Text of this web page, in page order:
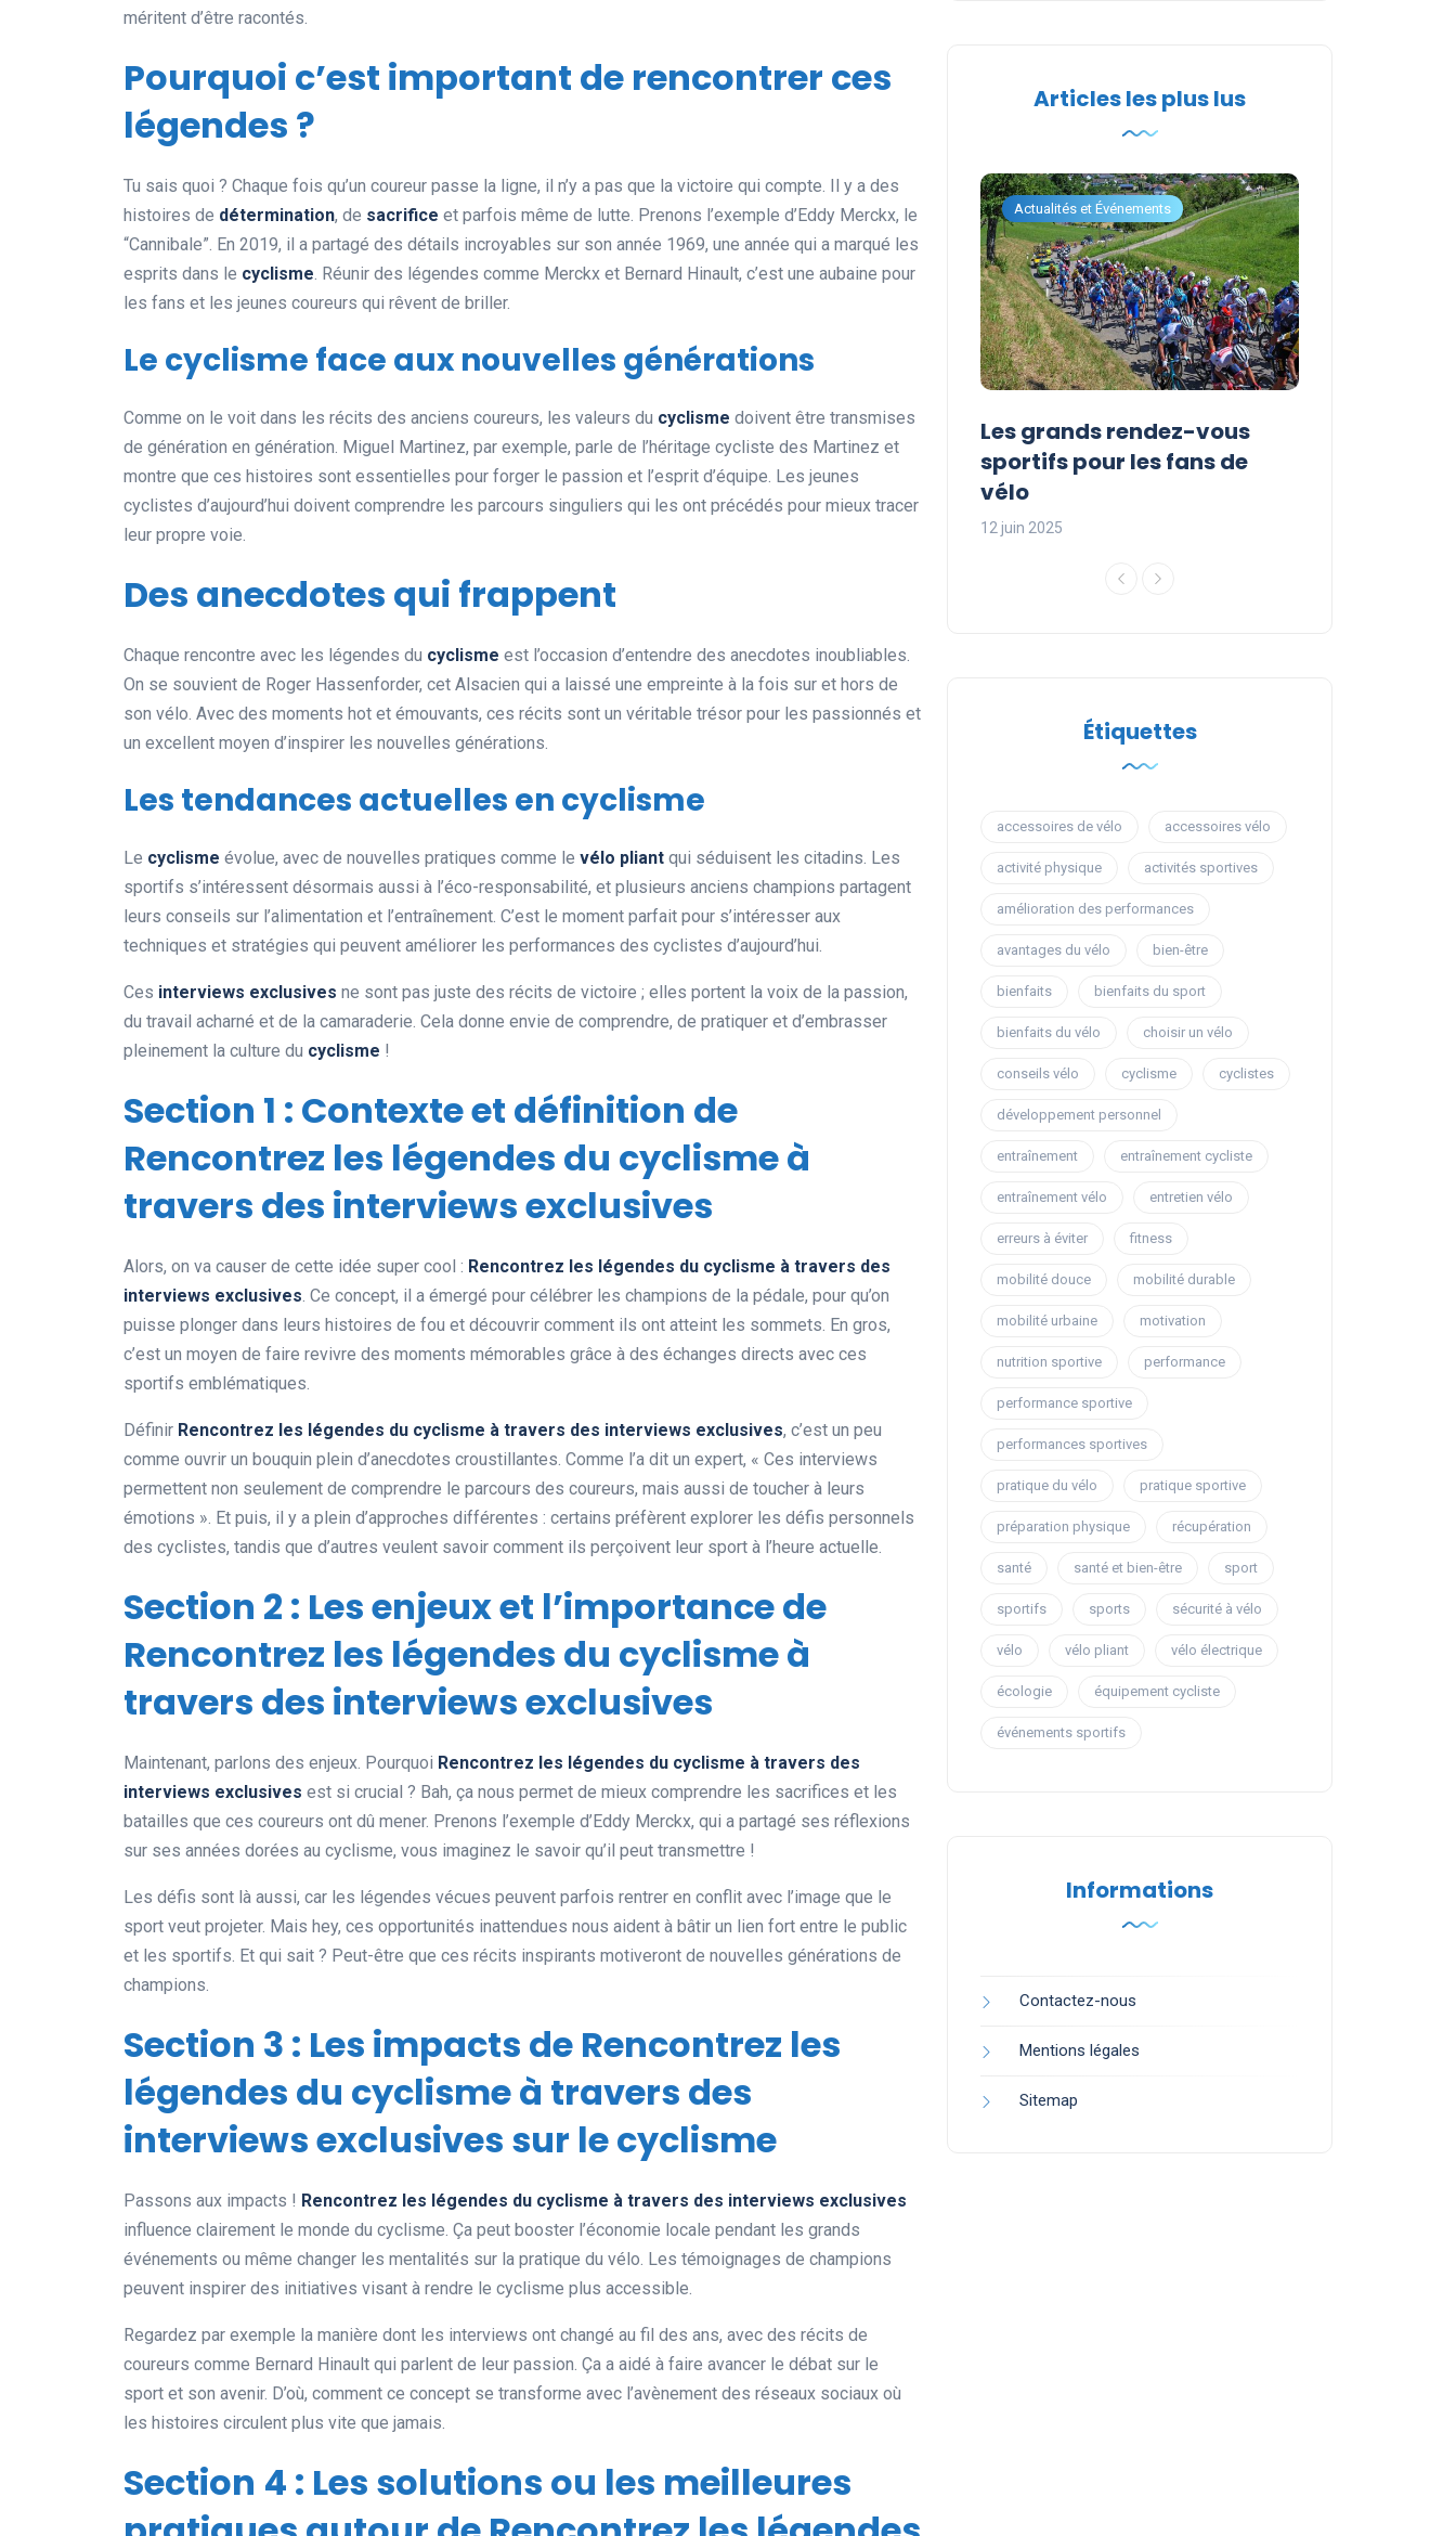
méritent d’être racontés.
Pourquoi c’est important de rencontrer ces
légendes ?
Tu sais quoi ? Chaque fois qu’un coureur passe la ligne, il n’y a pas que la victoire qui compte. Il y a des
histoires de détermination, de sacrifice et parfois même de lutte. Prenons l’exemple d’Eddy Merckx, le
“Cannibale”. En 2019, il a partagé des détails incroyables sur son année 1969, une année qui a marqué les
esprits dans le cyclisme. Réunir des légendes comme Merckx et Bernard Hinault, c’est une aubaine pour
les fans et les jeunes coureurs qui rêvent de briller.
Le cyclisme face aux nouvelles générations
Comme on le voit dans les récits des anciens coureurs, les valeurs du cyclisme doivent être transmises
de génération en génération. Miguel Martinez, par exemple, parle de l’héritage cycliste des Martinez et
montre que ces histoires sont essentielles pour forger le passion et l’esprit d’équipe. Les jeunes
cyclistes d’aujourd’hui doivent comprendre les parcours singuliers qui les ont précédés pour mieux tracer
leur propre voie.
Des anecdotes qui frappent
Chaque rencontre avec les légendes du cyclisme est l’occasion d’entendre des anecdotes inoubliables.
On se souvient de Roger Hassenforder, cet Alsacien qui a laissé une empreinte à la fois sur et hors de
son vélo. Avec des moments hot et émouvants, ces récits sont un véritable trésor pour les passionnés et
un excellent moyen d’inspirer les nouvelles générations.
Les tendances actuelles en cyclisme
Le cyclisme évolue, avec de nouvelles pratiques comme le vélo pliant qui séduisent les citadins. Les
sportifs s’intéressent désormais aussi à l’éco-responsabilité, et plusieurs anciens champions partagent
leurs conseils sur l’alimentation et l’entraînement. C’est le moment parfait pour s’intéresser aux
techniques et stratégies qui peuvent améliorer les performances des cyclistes d’aujourd’hui.
Ces interviews exclusives ne sont pas juste des récits de victoire ; elles portent la voix de la passion,
du travail acharné et de la camaraderie. Cela donne envie de comprendre, de pratiquer et d’embrasser
pleinement la culture du cyclisme !
Section 1 : Contexte et définition de
Rencontrez les légendes du cyclisme à
travers des interviews exclusives
Alors, on va causer de cette idée super cool : Rencontrez les légendes du cyclisme à travers des
interviews exclusives. Ce concept, il a émergé pour célébrer les champions de la pédale, pour qu’on
puisse plonger dans leurs histoires de fou et découvrir comment ils ont atteint les sommets. En gros,
c’est un moyen de faire revivre des moments mémorables grâce à des échanges directs avec ces
sportifs emblématiques.
Définir Rencontrez les légendes du cyclisme à travers des interviews exclusives, c’est un peu
comme ouvrir un bouquin plein d’anecdotes croustillantes. Comme l’a dit un expert, « Ces interviews
permettent non seulement de comprendre le parcours des coureurs, mais aussi de toucher à leurs
émotions ». Et puis, il y a plein d’approches différentes : certains préfèrent explorer les défis personnels
des cyclistes, tandis que d’autres veulent savoir comment ils perçoivent leur sport à l’heure actuelle.
Section 2 : Les enjeux et l’importance de
Rencontrez les légendes du cyclisme à
travers des interviews exclusives
Maintenant, parlons des enjeux. Pourquoi Rencontrez les légendes du cyclisme à travers des
interviews exclusives est si crucial ? Bah, ça nous permet de mieux comprendre les sacrifices et les
batailles que ces coureurs ont dû mener. Prenons l’exemple d’Eddy Merckx, qui a partagé ses réflexions
sur ses années dorées au cyclisme, vous imaginez le savoir qu’il peut transmettre !
Les défis sont là aussi, car les légendes vécues peuvent parfois rentrer en conflit avec l’image que le
sport veut projeter. Mais hey, ces opportunités inattendues nous aident à bâtir un lien fort entre le public
et les sportifs. Et qui sait ? Peut-être que ces récits inspirants motiveront de nouvelles générations de
champions.
Section 3 : Les impacts de Rencontrez les
légendes du cyclisme à travers des
interviews exclusives sur le cyclisme
Passons aux impacts ! Rencontrez les légendes du cyclisme à travers des interviews exclusives
influence clairement le monde du cyclisme. Ça peut booster l’économie locale pendant les grands
événements ou même changer les mentalités sur la pratique du vélo. Les témoignages de champions
peuvent inspirer des initiatives visant à rendre le cyclisme plus accessible.
Regardez par exemple la manière dont les interviews ont changé au fil des ans, avec des récits de
coureurs comme Bernard Hinault qui parlent de leur passion. Ça a aidé à faire avancer le débat sur le
sport et son avenir. D’où, comment ce concept se transforme avec l’avènement des réseaux sociaux où
les histoires circulent plus vite que jamais.
Section 4 : Les solutions ou les meilleures
Articles les plus lus
Actualités et Événements
Les records insolites et
surprenants en cyclisme et
dans le monde du sport
Actualités et Événements
Les grands rendez-vous
sportifs pour les fans de
vélo
12 juin 2025
Étiquettes
accessoires de vélo accessoires vélo
activité physique activités sportives
amélioration des performances
avantages du vélo bien-être
bienfaits bienfaits du sport
bienfaits du vélo choisir un vélo
conseils vélo cyclisme cyclistes
développement personnel
entraînement entraînement cycliste
entraînement vélo entretien vélo
erreurs à éviter fitness
mobilité douce mobilité durable
mobilité urbaine motivation
nutrition sportive performance
performance sportive
performances sportives
pratique du vélo pratique sportive
préparation physique récupération
santé santé et bien-être sport
sportifs sports sécurité à vélo
vélo vélo pliant vélo électrique
écologie équipement cycliste
événements sportifs
Informations
Contactez-nous
Mentions légales
Sitemap